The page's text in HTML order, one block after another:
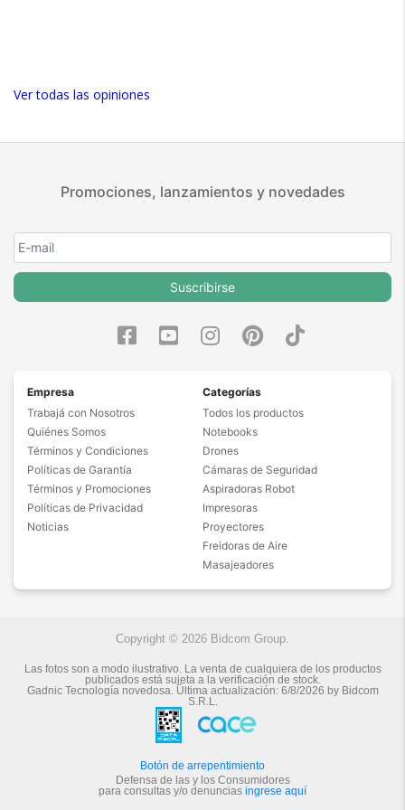
Ver todas las opiniones
Promociones, lanzamientos y novedades
Suscribirse
Empresa
Trabajá con Nosotros
Quiénes Somos
Términos y Condiciones
Políticas de Garantía
Términos y Promociones
Políticas de Privacidad
Noticias
Categorías
Todos los productos
Notebooks
Drones
Cámaras de Seguridad
Aspiradoras Robot
Impresoras
Proyectores
Freidoras de Aire
Masajeadores
Copyright © 2026 Bidcom Group.
Las fotos son a modo ilustrativo. La venta de cualquiera de los productos
publicados está sujeta a la verificación de stock.
Gadnic Tecnología novedosa.Última actualización: 6/8/2026 by Bidcom
S.R.L.
Botón de arrepentimiento
Defensa de las y los Consumidores
para consultas y/o denuncias ingrese aquí